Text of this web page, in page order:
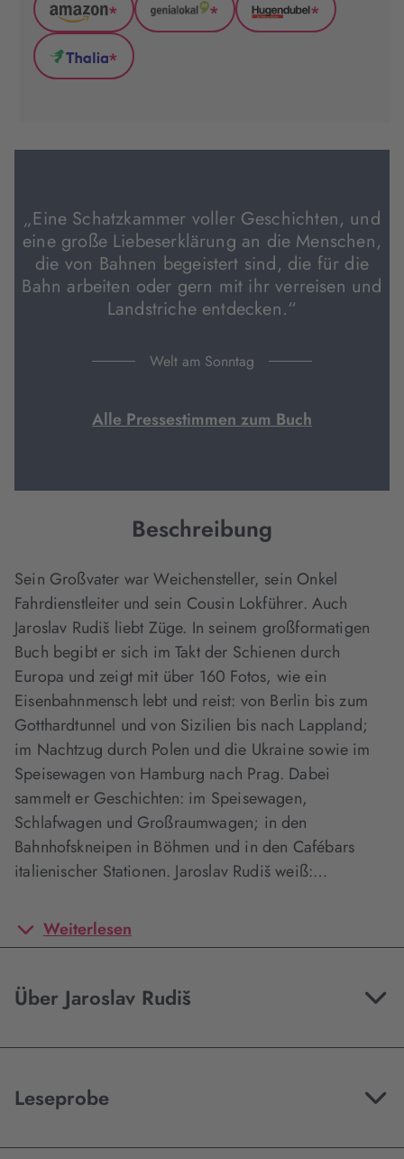
Amazon
(wird
in
neuem
*
GenialLokal
*
Hugendubel
*
Thalia
Tab
*
„Eine Schatzkammer voller Geschichten, und
eine große Liebeserklärung an die Menschen,
die von Bahnen begeistert sind, die für die
Bahn arbeiten oder gern mit ihr verreisen und
Landstriche entdecken.“
Welt am Sonntag
Alle Pressestimmen zum Buch
Beschreibung
Sein Großvater war Weichensteller, sein Onkel
Fahrdienstleiter und sein Cousin Lokführer. Auch
Jaroslav Rudiš liebt Züge. In seinem großformatigen
Buch begibt er sich im Takt der Schienen durch
Europa und zeigt mit über 160 Fotos, wie ein
Eisenbahnmensch lebt und reist: von Berlin bis zum
Gotthardtunnel und von Sizilien bis nach Lappland;
im Nachtzug durch Polen und die Ukraine sowie im
Speisewagen von Hamburg nach Prag. Dabei
sammelt er Geschichten: im Speisewagen,
Schlafwagen und Großraumwagen; in den
Bahnhofskneipen in Böhmen und in den Cafébars
italienischer Stationen. Jaroslav Rudiš weiß:…
Weiterlesen
Über Jaroslav Rudiš
Leseprobe